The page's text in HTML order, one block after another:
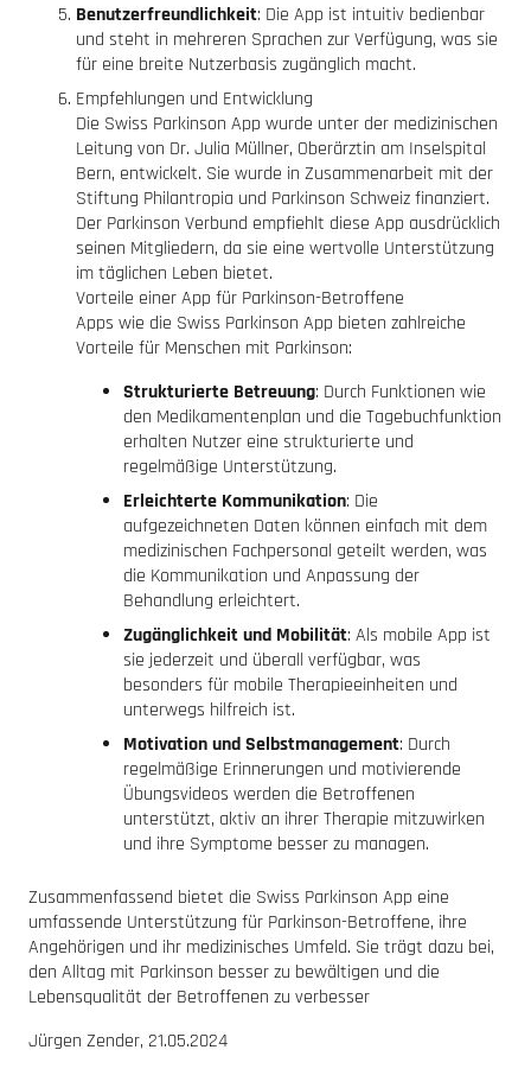
Benutzerfreundlichkeit: Die App ist intuitiv bedienbar
und steht in mehreren Sprachen zur Verfügung, was sie
für eine breite Nutzerbasis zugänglich macht.
Empfehlungen und Entwicklung
Die Swiss Parkinson App wurde unter der medizinischen
Leitung von Dr. Julia Müllner, Oberärztin am Inselspital
Bern, entwickelt. Sie wurde in Zusammenarbeit mit der
Stiftung Philantropia und Parkinson Schweiz finanziert.
Der Parkinson Verbund empfiehlt diese App ausdrücklich
seinen Mitgliedern, da sie eine wertvolle Unterstützung
im täglichen Leben bietet​​​​​​.
Vorteile einer App für Parkinson-Betroffene
Apps wie die Swiss Parkinson App bieten zahlreiche
Vorteile für Menschen mit Parkinson:
Strukturierte Betreuung: Durch Funktionen wie
den Medikamentenplan und die Tagebuchfunktion
erhalten Nutzer eine strukturierte und
regelmäßige Unterstützung.
Erleichterte Kommunikation: Die
aufgezeichneten Daten können einfach mit dem
medizinischen Fachpersonal geteilt werden, was
die Kommunikation und Anpassung der
Behandlung erleichtert.
Zugänglichkeit und Mobilität: Als mobile App ist
sie jederzeit und überall verfügbar, was
besonders für mobile Therapieeinheiten und
unterwegs hilfreich ist.
Motivation und Selbstmanagement: Durch
regelmäßige Erinnerungen und motivierende
Übungsvideos werden die Betroffenen
unterstützt, aktiv an ihrer Therapie mitzuwirken
und ihre Symptome besser zu managen.
Zusammenfassend bietet die Swiss Parkinson App eine
umfassende Unterstützung für Parkinson-Betroffene, ihre
Angehörigen und ihr medizinisches Umfeld. Sie trägt dazu bei,
den Alltag mit Parkinson besser zu bewältigen und die
Lebensqualität der Betroffenen zu verbesser
Jürgen Zender, 21.05.2024